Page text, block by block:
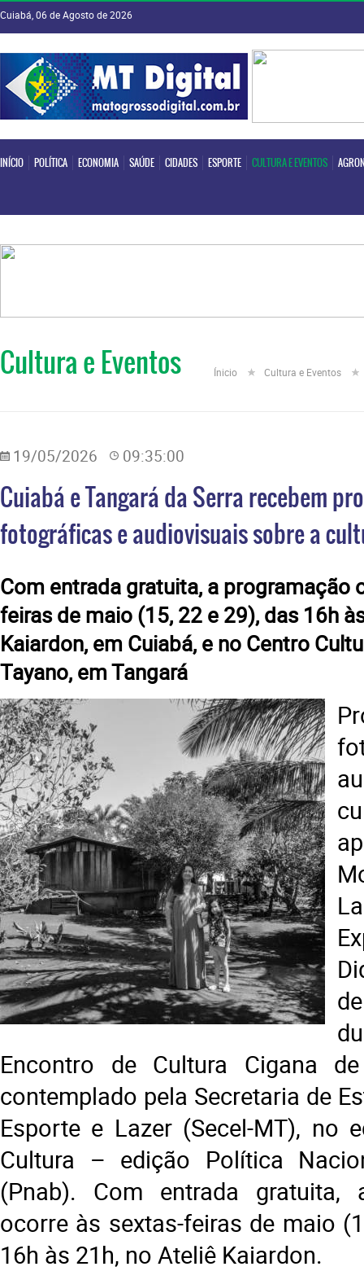
Cuiabá, 06 de Agosto de 2026
INÍCIO POLÍTICA ECONOMIA SAÚDE CIDADES ESPORTE CULTURA E EVENTOS
INÍCIO POLÍTICA ECONOMIA SAÚDE
Cultura e Eventos Ínicio Cultura e Eventos
19/05/2026 09:35:00
Cuiabá e Tangará da Serra recebem
fotográficas e audiovisuais sobre a
Com entrada gratuita, a programação
feiras de maio (15, 22 e 29), das 16h
Kaiardon, em Cuiabá, e no Centro
Tayano, em Tangará
Encontro de Cultura Cigana
contemplado pela Secretaria de
Esporte e Lazer (Secel-MT), no
Cultura – edição Política
(Pnab). Com entrada gratuita,
ocorre às sextas-feiras de maio
16h às 21h, no Ateliê Kaiardon.